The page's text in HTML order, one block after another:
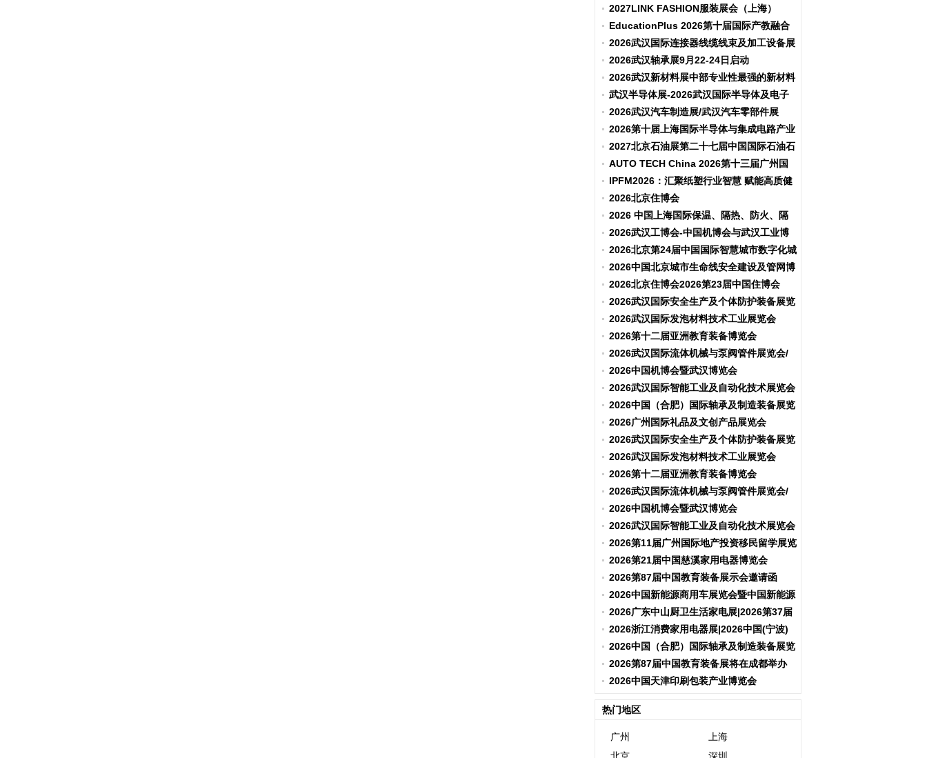
产业博览会
2027LINK FASHION服装展会（上海）
EducationPlus 2026第十届国际产教融合
博览会
2026武汉国际连接器线缆线束及加工设备展
览会
2026武汉轴承展9月22-24日启动
2026武汉新材料展中部专业性最强的新材料
行业盛会
武汉半导体展-2026武汉国际半导体及电子
展览会
2026武汉汽车制造展/武汉汽车零部件展
2026第十届上海国际半导体与集成电路产业
应用博览会-11月10-12日
2027北京石油展第二十七届中国国际石油石
化技术装备展览会
AUTO TECH China 2026第十三届广州国
际汽车零部件及加工技术、汽车模具展览会
IPFM2026：汇聚纸塑行业智慧 赋能高质健
康发展
2026北京住博会
2026 中国上海国际保温、隔热、防火、隔
音新材料展览
2026武汉工博会-中国机博会与武汉工业博
览会
2026北京第24届中国国际智慧城市数字化城
市城市更新建设博览会(主办住建部）
2026中国北京城市生命线安全建设及管网博
览会
2026北京住博会2026第23届中国住博会
2026住博会
2026武汉国际安全生产及个体防护装备展览
会
2026武汉国际发泡材料技术工业展览会
2026第十二届亚洲教育装备博览会
2026武汉国际流体机械与泵阀管件展览会/
阀门展
2026中国机博会暨武汉博览会
2026武汉国际智能工业及自动化技术展览会
2026中国（合肥）国际轴承及制造装备展览
会
2026广州国际礼品及文创产品展览会
2026武汉国际安全生产及个体防护装备展览
会
2026武汉国际发泡材料技术工业展览会
2026第十二届亚洲教育装备博览会
2026武汉国际流体机械与泵阀管件展览会/
阀门展
2026中国机博会暨武汉博览会
2026武汉国际智能工业及自动化技术展览会
2026第11届广州国际地产投资移民留学展览
会
2026第21届中国慈溪家用电器博览会
2026第87届中国教育装备展示会邀请函
2026中国新能源商用车展览会暨中国新能源
商用车创新发展与产业融合大会
2026广东中山厨卫生活家电展|2026第37届
中国家电交易会（中山家电展）
2026浙江消费家用电器展|2026中国(宁波)
国际电子消费品及家用电器博览会
2026中国（合肥）国际轴承及制造装备展览
会
2026第87届中国教育装备展将在成都举办
2026中国天津印刷包装产业博览会
热门地区
广州
上海